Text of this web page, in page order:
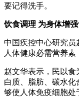
要记得洗手。
饮食调理 为身体增
中国疾控中心研究员
人体健康必需营养素
赵文华表示，民以
白质、脂肪、碳水
够使人体免疫细胞处